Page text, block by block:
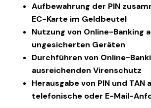
Aufbewahrung der PIN
EC-Karte im Geldbeutel
Nutzung von Online-Banking
ungesicherten Geräten
Durchführen von Online-
ausreichenden Virenschutz
Herausgabe von PIN und TAN
telefonische oder E-Mail-